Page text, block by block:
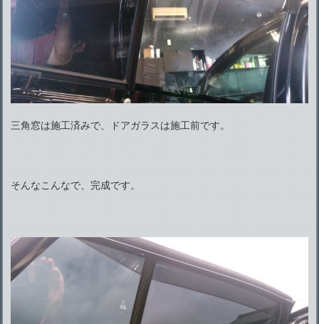
三角窓は施工済みで、ドアガラスは施工前です。
そんなこんなで、完成です。